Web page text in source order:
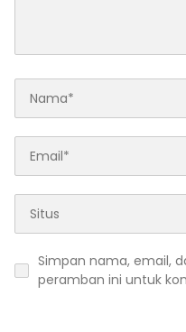
Simpan nama, email,
peramban ini untuk